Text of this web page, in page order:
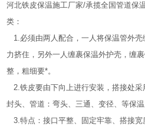
河北铁皮保温施工厂家/承揽全国管道保
类：
1.必须由两人配合，一人将保温管外壳
力挤住，另外一人缠裹保温外护壳，缠
整，粗细要*。
2.铁皮要由下向上进行安装，搭接处
封头、管道：弯头、三通、变径、等保
3.特点：接口平整、固定牢靠、搭接宽